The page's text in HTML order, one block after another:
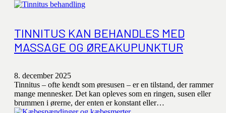
TINNITUS KAN BEHANDLES MED
MASSAGE OG ØREAKUPUNKTUR
8. december 2025
Tinnitus – ofte kendt som øresusen – er en tilstand, der rammer
mange mennesker. Det kan opleves som en ringen, susen eller
brummen i ørerne, der enten er konstant eller…